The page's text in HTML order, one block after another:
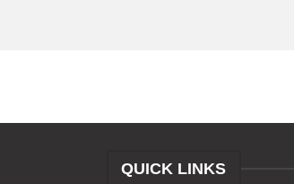
QUICK LINKS